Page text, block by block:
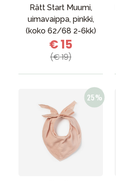
Rätt Start Muumi,
uimavaippa, pinkki,
(koko 62/68 2-6kk)
€ 15
(€ 19)